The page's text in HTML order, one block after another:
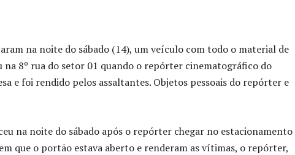
na noite do sábado (14), um veículo com todo o material de
na 8º rua do setor 01 quando o repórter cinematográfico do
e foi rendido pelos assaltantes. Objetos pessoais do repórter e
na noite do sábado após o repórter chegar no estacionamento
que o portão estava aberto e renderam as vítimas, o repórter,